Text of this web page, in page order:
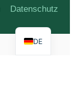
Datenschutz
DE